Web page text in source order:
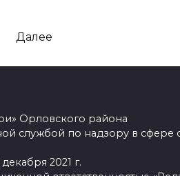
Далее
Орловского района
службой по надзору в
2021 г.